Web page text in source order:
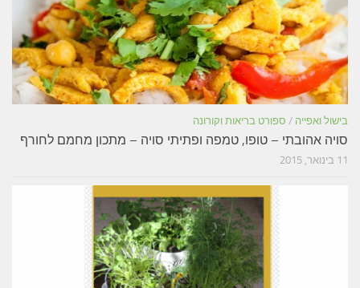
בישול ואפייה / ספורט בריאות וקורונה
סויה אהובתי – טופו, טמפה ופתיתי סויה – מתכון מחמם לחורף
11 בינואר, 2015